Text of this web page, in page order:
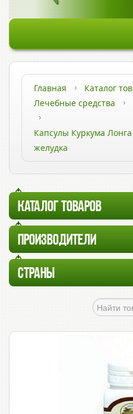
Главная
Каталог
Лечебные средства
Капсулы Куркума
желудка
КАТАЛОГ ТОВАРОВ
ПРОИЗВОДИТЕЛИ
СТРАНЫ